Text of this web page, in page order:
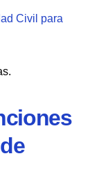
Civil para